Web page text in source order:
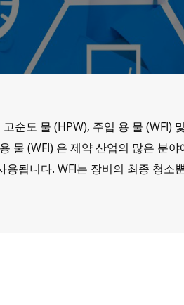
순도 물 (HPW), 주입 용 물 (WFI)
물 (WFI) 은 제약 산업의 많은 분
용됩니다. WFI는 장비의 최종 청소